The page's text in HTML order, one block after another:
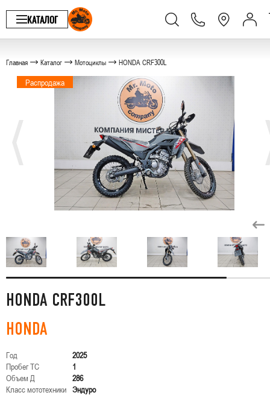
КАТАЛОГ
Главная Каталог Мотоциклы HONDA CRF300L
Распродажа
HONDA CRF300L
HONDA
Год
2025
Пробег ТС
1
Объем Д
286
Класс мототехники Эндуро